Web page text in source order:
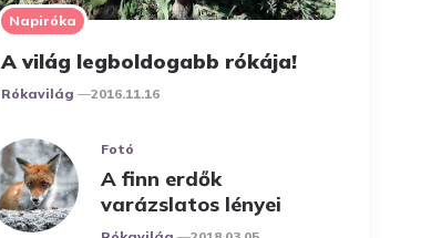
Napiróka
A világ legboldogabb rókája!
Posted
Rókavilág 2016.11.16
Fotó
A finn erdők
varázslatos lényei
Posted